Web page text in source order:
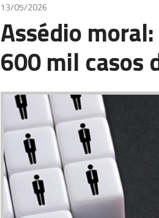
13/05/2026
Assédio
600 mil casos